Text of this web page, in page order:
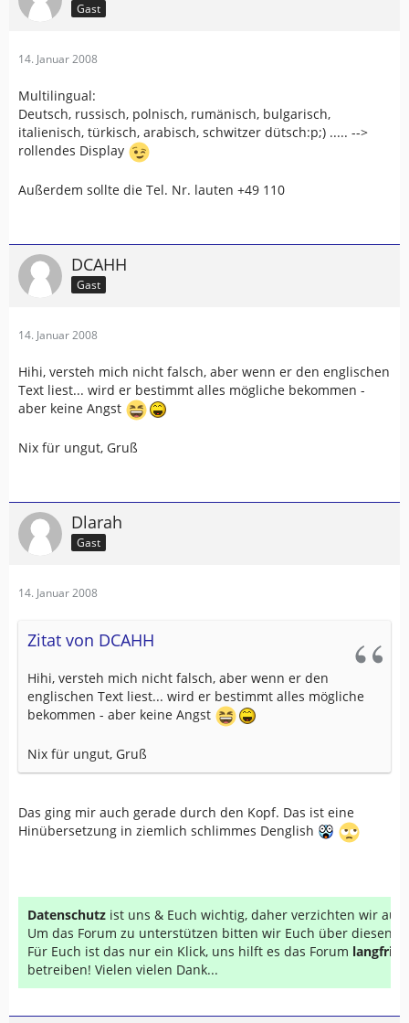
Gast
14. Januar 2008
Multilingual:
Deutsch, russisch, polnisch, rumänisch, bulgarisch,
italienisch, türkisch, arabisch, schwitzer dütsch:p;) ..... -->
rollendes Display
Außerdem sollte die Tel. Nr. lauten +49 110
DCAHH
Gast
14. Januar 2008
Hihi, versteh mich nicht falsch, aber wenn er den englischen
Text liest... wird er bestimmt alles mögliche bekommen -
aber keine Angst
Nix für ungut, Gruß
Dlarah
Gast
14. Januar 2008
Zitat von DCAHH
Hihi, versteh mich nicht falsch, aber wenn er den
englischen Text liest... wird er bestimmt alles mögliche
bekommen - aber keine Angst
Nix für ungut, Gruß
Das ging mir auch gerade durch den Kopf. Das ist eine
Hinübersetzung in ziemlich schlimmes Denglish
Datenschutz ist uns & Euch wichtig, daher verzichten wir auf
Um das Forum zu unterstützen bitten wir Euch über diesen
Für Euch ist das nur ein Klick, uns hilft es das Forum
betreiben! Vielen vielen Dank...